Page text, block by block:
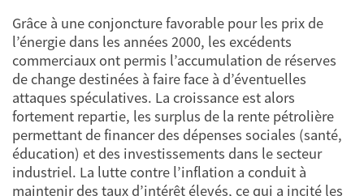
Grâce à une conjoncture favorable pour les prix de
l’énergie dans les années 2000, les excédents
commerciaux ont permis l’accumulation de réserves
de change destinées à faire face à d’éventuelles
attaques spéculatives. La croissance est alors
fortement repartie, les surplus de la rente pétrolière
permettant de financer des dépenses sociales (santé,
éducation) et des investissements dans le secteur
industriel. La lutte contre l’inflation a conduit à
maintenir des taux d’intérêt élevés, ce qui a incité les